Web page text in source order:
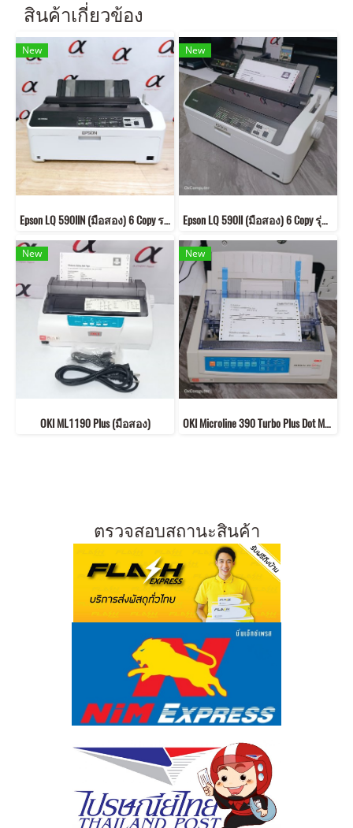
สินค้าเกี่ยวข้อง
New
Epson LQ 590IIN (มือสอง) 6 Copy รองรับระบบLAN
New
Epson LQ 590II (มือสอง) 6 Copy รุ่นใหม่ล่าสุด
New
OKI ML1190 Plus (มือสอง)
New
OKI Microline 390 Turbo Plus Dot Matrix Printer (มือสอง)
ตรวจสอบสถานะสินค้า